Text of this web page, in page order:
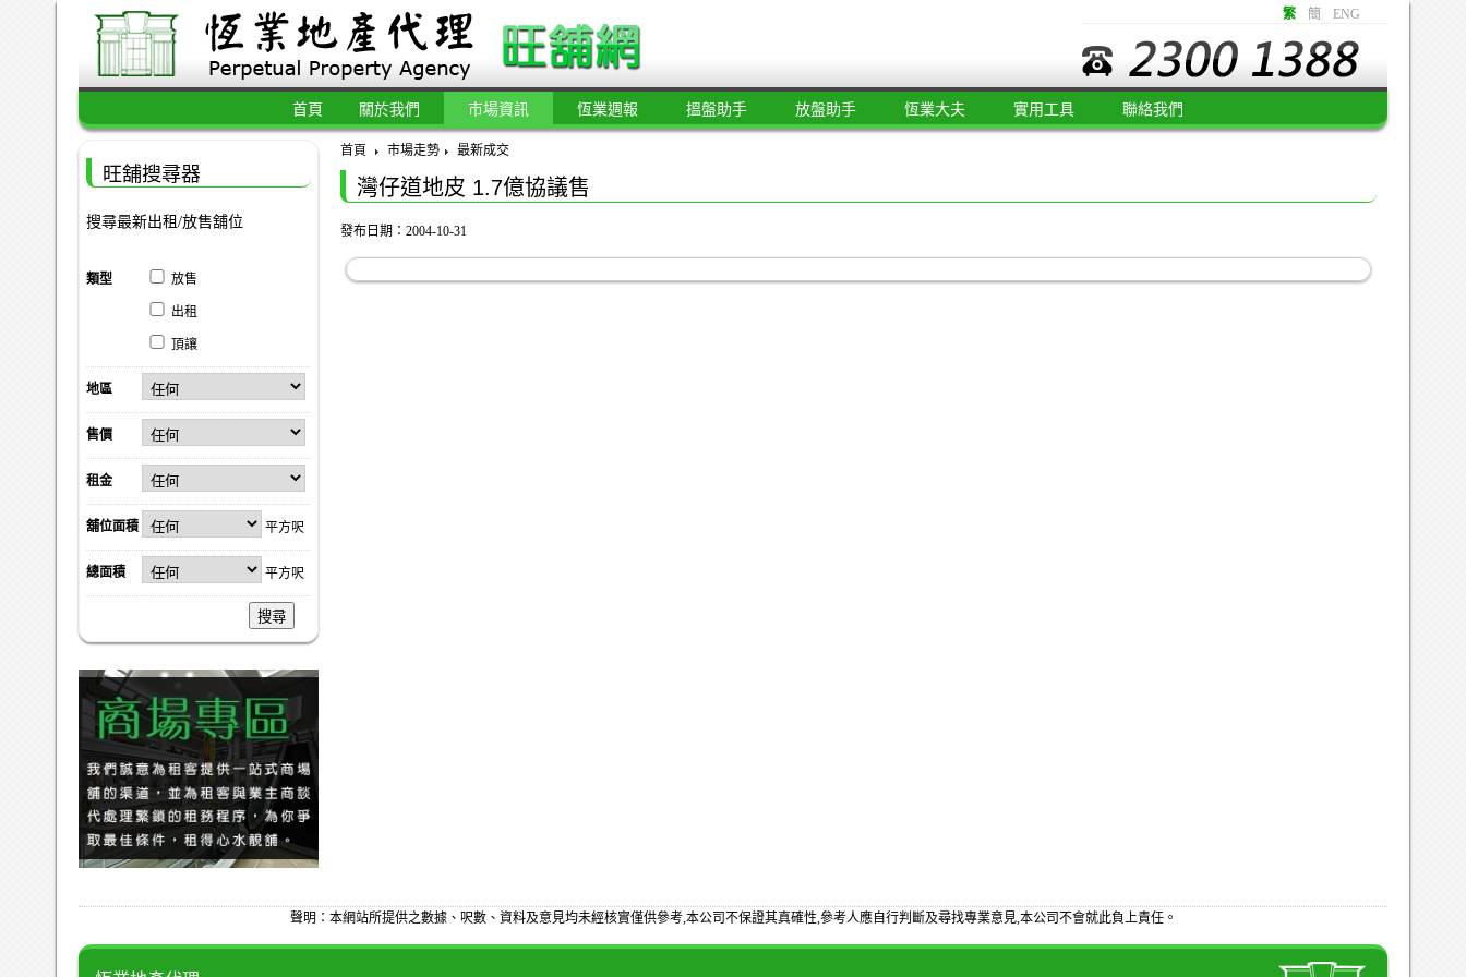
繁 簡 ENG
首頁 關於我們 市場資訊 恆業週報 搵盤助手 放盤助手 恆業大夫 實用工具 聯絡我們
首頁 市場走勢 最新成交
灣仔道地皮 1.7億協議售
發布日期：2004-10-31
旺舖搜尋器
搜尋最新出租/放售舖位
類型 放售
出租
頂讓
地區
售價
租金
舖位面積 平方呎
總面積 平方呎
搜尋
聲明：本網站所提供之數據、呎數、資料及意見均未經核實僅供參考,本公司不保證其真確性,參考人應自行判斷及尋找專業意見,本公司不會就此負上責任。